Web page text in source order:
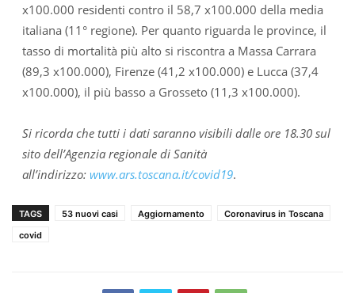
x100.000 residenti contro il 58,7 x100.000 della media
italiana (11° regione). Per quanto riguarda le province, il
tasso di mortalità più alto si riscontra a Massa Carrara
(89,3 x100.000), Firenze (41,2 x100.000) e Lucca (37,4
x100.000), il più basso a Grosseto (11,3 x100.000).
Si ricorda che tutti i dati saranno visibili dalle ore 18.30 sul
sito dell’Agenzia regionale di Sanità
all’indirizzo: www.ars.toscana.it/covid19.
TAGS 53 nuovi casi Aggiornamento
Coronavirus in Toscana
covid